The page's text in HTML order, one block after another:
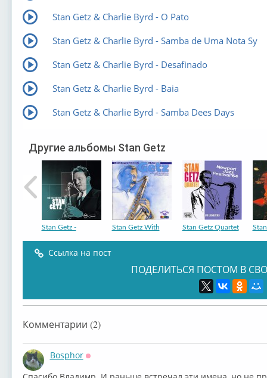
Stan Getz & Charlie Byrd - O Pato
Stan Getz & Charlie Byrd - Samba de Uma Nota Sу
Stan Getz & Charlie Byrd - Desafinado
Stan Getz & Charlie Byrd - Baia
Stan Getz & Charlie Byrd - Samba Dees Days
Другие альбомы Stan Getz
Stan Getz - Stan Getz With Stan Getz Quartet
Ссылка на пост
ПОДЕЛИТЬСЯ ПОСТОМ В
Комментарии (2)
Bosphor